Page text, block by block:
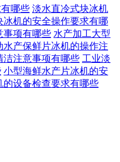
哪些 淡水直冷式块冰机
冰机的安全操作要求有哪
事项有哪些 水产加工大型
水产保鲜片冰机的操作注
洁注意事项有哪些 工业淡
小型海鲜水产片冰机的安
的设备检查要求有哪些